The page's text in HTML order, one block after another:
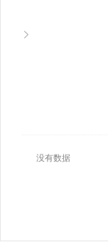
没有数据